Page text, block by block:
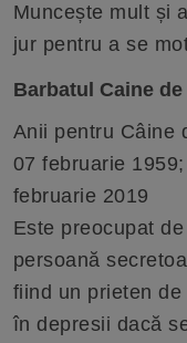
Muncește mult și
jur pentru a se
Barbatul Caine
Anii pentru Câine
07 februarie
februarie 2019
Este preocupat
persoană
fiind un prieten
în depresii dacă